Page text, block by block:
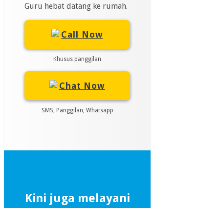
Guru hebat datang ke rumah.
Call Now
Khusus panggilan
Chat Now
SMS, Panggilan, Whatsapp
Kini juga melayani